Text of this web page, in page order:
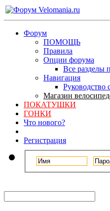
Форум
ПОМОЩЬ
Правила
Опции форума
Все разделы
Навигация
Руководство
Магазин
ПОКАТУШКИ
ГОНКИ
Что нового?
Регистрация